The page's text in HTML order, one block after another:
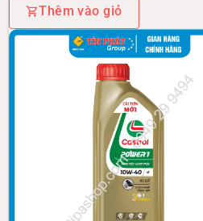
QR Nhớt Castrol POWER1
Thêm vào giỏ